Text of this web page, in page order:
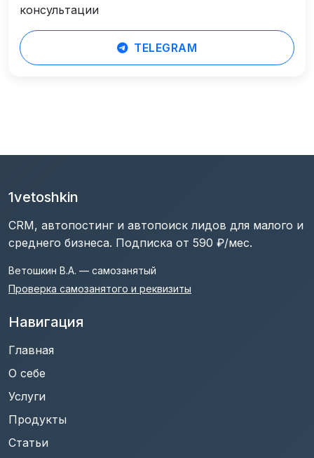
консультации
TELEGRAM
1vetoshkin
CRM, автопостинг и автопоиск лидов для малого и
среднего бизнеса. Подписка от 590 ₽/мес.
Ветошкин В.А. — самозанятый
Проверка самозанятого и реквизиты
Навигация
Главная
О себе
Услуги
Продукты
Статьи